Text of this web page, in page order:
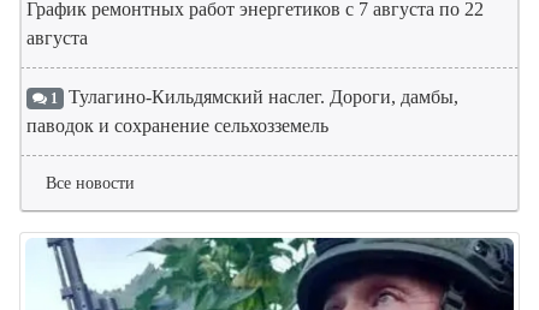
График ремонтных работ энергетиков с 7 августа по 22
августа
1 Тулагино-Кильдямский наслег. Дороги, дамбы,
паводок и сохранение сельхозземель
Все новости